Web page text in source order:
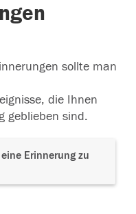
sollte man
die Ihnen
geblieben sind.
Erinnerung zu